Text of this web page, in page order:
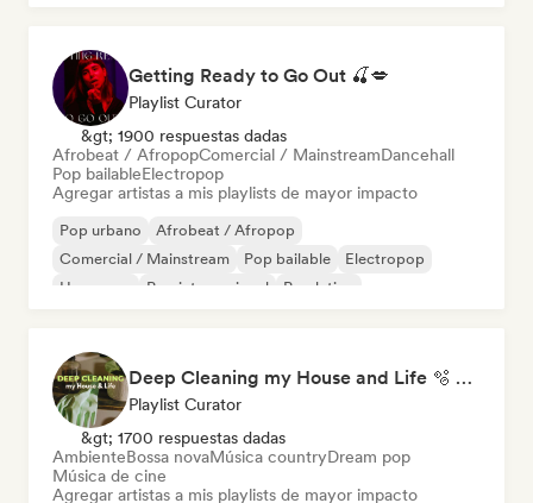
Getting Ready to Go Out 🍒💋
Playlist Curator
&gt; 1900 respuestas dadas
Afrobeat / AfropopComercial / MainstreamDancehall
Pop bailableElectropop
Agregar artistas a mis playlists de mayor impacto
Pop urbano
Afrobeat / Afropop
Comercial / Mainstream
Pop bailable
Electropop
Hyperpop
Pop internacional Pop latino
Deep Cleaning my House and Life 🫧 Bedroom Pop & Indie Pop
Playlist Curator
&gt; 1700 respuestas dadas
AmbienteBossa novaMúsica countryDream pop
Música de cine
Agregar artistas a mis playlists de mayor impacto